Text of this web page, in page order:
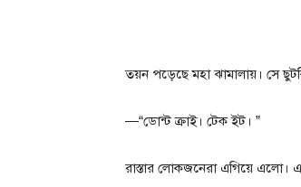
তয়ন পড়েছে মহা ঝামালায়। সে
—“ডোন্ট ক্রাই। টেক ইট। ”
রাস্তার লোকজনেরা এগিয়ে